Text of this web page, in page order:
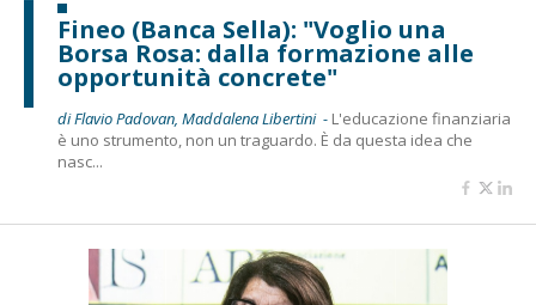
Fineo (Banca Sella): "Voglio una
Borsa Rosa: dalla formazione alle
opportunità concrete"
di Flavio Padovan, Maddalena Libertini - L'educazione finanziaria
è uno strumento, non un traguardo. È da questa idea che
nasc...